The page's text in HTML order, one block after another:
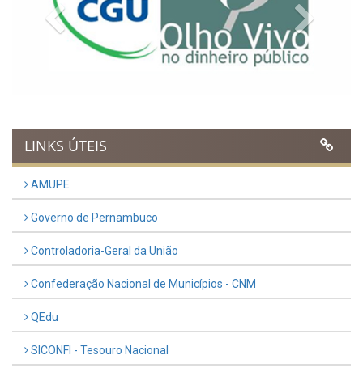
Previous
LINKS ÚTEIS
AMUPE
Governo de Pernambuco
Controladoria-Geral da União
Confederação Nacional de Municípios - CNM
QEdu
SICONFI - Tesouro Nacional